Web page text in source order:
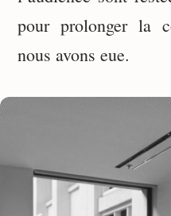
pour prolonger la
nous avons eue.